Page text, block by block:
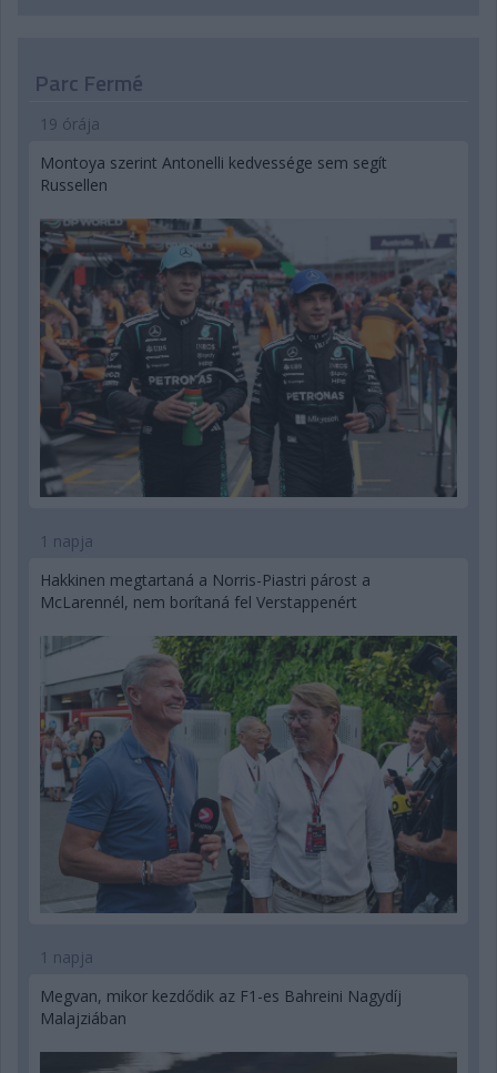
Parc Fermé
19 órája
Montoya szerint Antonelli kedvessége sem segít
Russellen
1 napja
Hakkinen megtartaná a Norris-Piastri párost a
McLarennél, nem borítaná fel Verstappenért
1 napja
Megvan, mikor kezdődik az F1-es Bahreini Nagydíj
Malajziában